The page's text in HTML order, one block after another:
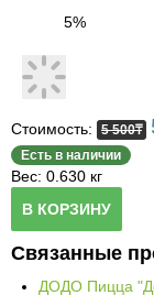
5%
Стоимость: 5 500₸
Есть в наличии
Вес: 0.630 кг
В КОРЗИНУ
Связанные
ДОДО Пицца
Блюда из
Горячие
Горячие
Горячие блюда
Сеты
Samurai-sushi
GIPPO
Шашлыки
Дастархан
KFC
Бакалея
Бакалея
Хлебо-
Сыры и колбасы
Продукты
Овощи, фрукты
Сухофрукты
Средства
Косметика,
Хозяйственные
Хозтовары
Канцтовары
Одежда
Одежда
Газеты и
Политика
Выход